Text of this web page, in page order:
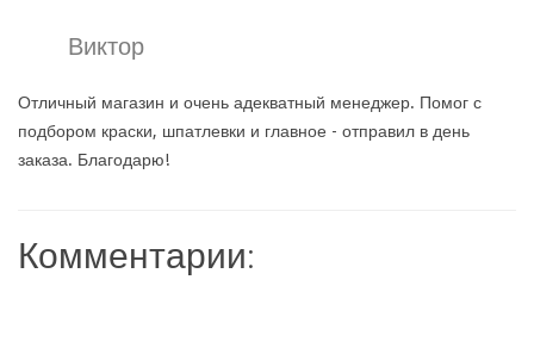
Виктор
Отличный магазин и очень адекватный менеджер. Помог с
подбором краски, шпатлевки и главное - отправил в день
заказа. Благодарю!
Комментарии: